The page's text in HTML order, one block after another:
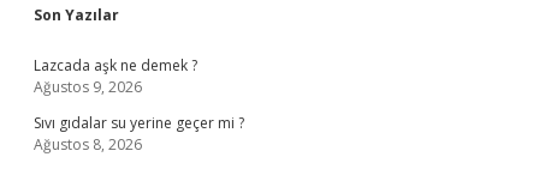
Sidebar
Son Yazılar
Lazcada aşk ne demek ?
Ağustos 9, 2026
Sıvı gıdalar su yerine geçer mi ?
Ağustos 8, 2026